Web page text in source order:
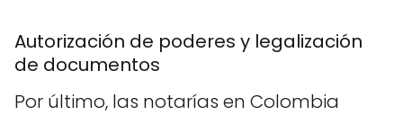
Autorización de poderes y legalización
de documentos
Por último, las notarías en Colombia